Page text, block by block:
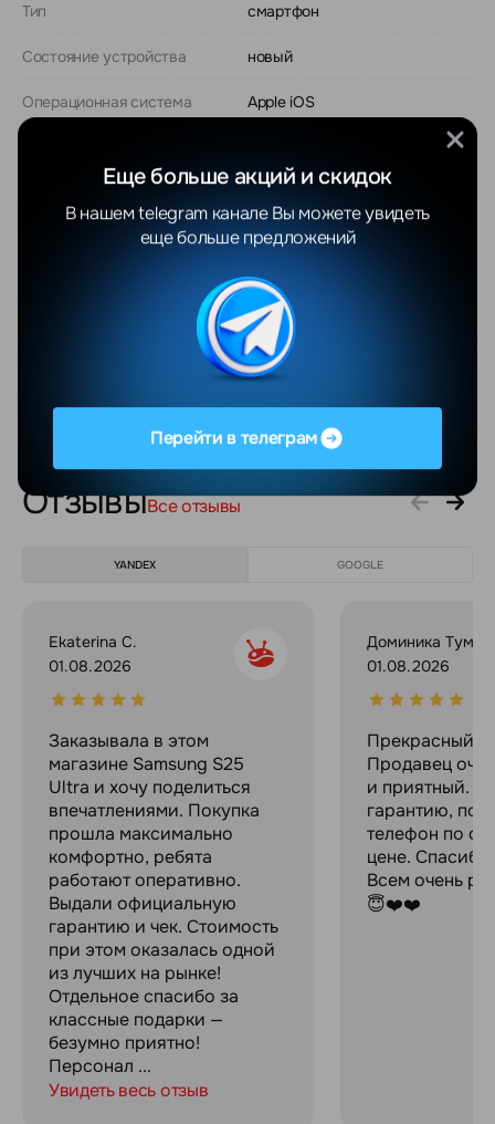
Тип смартфон
Состояние устройства новый
Операционная система Apple iOS
Разрешение экрана 1080x2340
Частота обновления экрана 60 Гц
Количество точек матрицы
12 Мп
Показать еще
ОтзывыВсе отзывы
YANDEX GOOGLE
Ekaterina C.
01.08.2026
Заказывала в этом
магазине Samsung S25
Ultra и хочу поделиться
впечатлениями. Покупка
прошла максимально
комфортно, ребята
работают оперативно.
Выдали официальную
гарантию и чек. Стоимость
при этом оказалась одной
из лучших на рынке!
Отдельное спасибо за
классные подарки —
безумно приятно!
Персонал ...
Увидеть весь отзыв
Доминика
01.08.2026
Прекрасный
Продавец
и приятный.
гарантию,
телефон по
цене.
Всем очень
😇❤️❤️
Перейти в телеграм
Еще больше акций и скидок
В нашем telegram канале Вы можете увидеть
еще больше предложений